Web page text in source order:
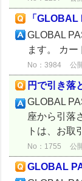
「
GLOBAL
ます。 カ
No：3984 公
円で引き落
GLOBAL
座から引落
トは、お取
No：1755 公
GLOBAL